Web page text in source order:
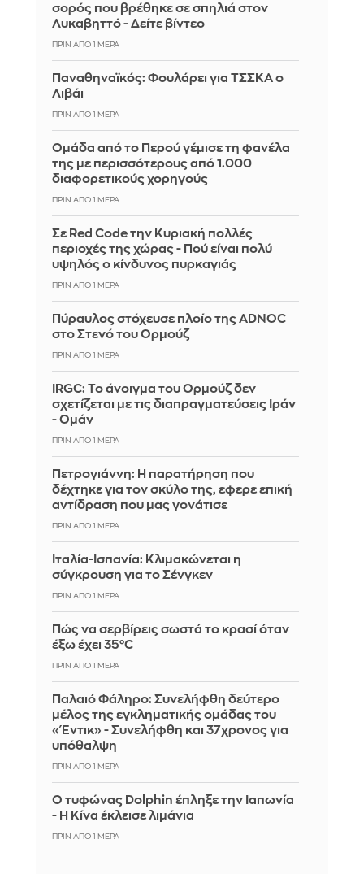
σορός που βρέθηκε σε σπηλιά στον
Λυκαβηττό - Δείτε βίντεο
ΠΡΙΝ ΑΠΌ 1 ΜΈΡΑ
Παναθηναϊκός: Φουλάρει για ΤΣΣΚΑ ο
Λιβάι
ΠΡΙΝ ΑΠΌ 1 ΜΈΡΑ
Ομάδα από το Περού γέμισε τη φανέλα
της με περισσότερους από 1.000
διαφορετικούς χορηγούς
ΠΡΙΝ ΑΠΌ 1 ΜΈΡΑ
Σε Red Code την Κυριακή πολλές
περιοχές της χώρας - Πού είναι πολύ
υψηλός ο κίνδυνος πυρκαγιάς
ΠΡΙΝ ΑΠΌ 1 ΜΈΡΑ
Πύραυλος στόχευσε πλοίο της ADNOC
στο Στενό του Ορμούζ
ΠΡΙΝ ΑΠΌ 1 ΜΈΡΑ
IRGC: Το άνοιγμα του Ορμούζ δεν
σχετίζεται με τις διαπραγματεύσεις Ιράν
- Ομάν
ΠΡΙΝ ΑΠΌ 1 ΜΈΡΑ
Πετρογιάννη: Η παρατήρηση που
δέχτηκε για τον σκύλο της, εφερε επική
αντίδραση που μας γονάτισε
ΠΡΙΝ ΑΠΌ 1 ΜΈΡΑ
Ιταλία-Ισπανία: Κλιμακώνεται η
σύγκρουση για το Σένγκεν
ΠΡΙΝ ΑΠΌ 1 ΜΈΡΑ
Πώς να σερβίρεις σωστά το κρασί όταν
έξω έχει 35°C
ΠΡΙΝ ΑΠΌ 1 ΜΈΡΑ
Παλαιό Φάληρο: Συνελήφθη δεύτερο
μέλος της εγκληματικής ομάδας του
«Έντικ» - Συνελήφθη και 37χρονος για
υπόθαλψη
ΠΡΙΝ ΑΠΌ 1 ΜΈΡΑ
Ο τυφώνας Dolphin έπληξε την Ιαπωνία
- Η Κίνα έκλεισε λιμάνια
ΠΡΙΝ ΑΠΌ 1 ΜΈΡΑ